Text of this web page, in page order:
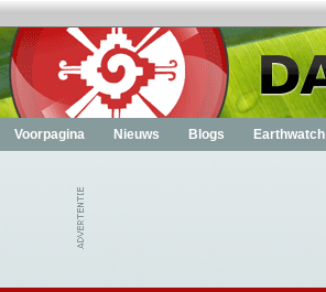
Voorpagina Nieuws Blogs Earthwatch